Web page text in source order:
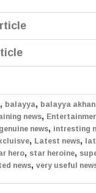
, balayya, balayya
news,
genuine news, intresting
, Latest news,
hero, star heroine,
news, very useful